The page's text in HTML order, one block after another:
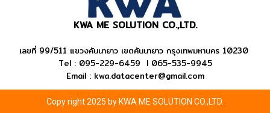
KWA ME SOLUTION CO.,LTD.
เลขที่ 99/511 แขวงคันนายาว เขตคันนายาว กรุงเทพมหานคร 10230
Tel : 095-229-6459 I 065-535-9945
Email : kwa.datacenter@gmail.com
Copy right 2025 by KWA ME SOLUTION CO.,LTD.